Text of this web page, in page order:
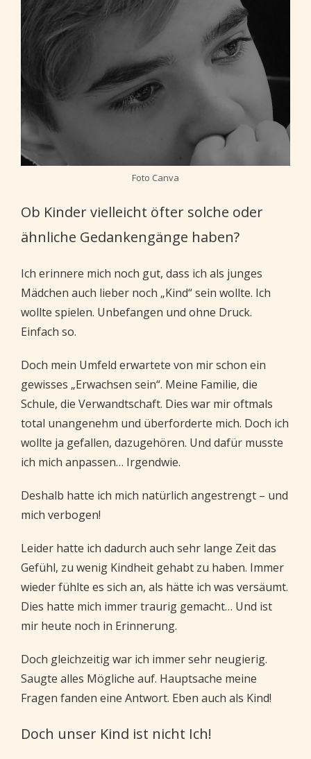
Foto Canva
Ob Kinder vielleicht öfter solche oder
ähnliche Gedankengänge haben?
Ich erinnere mich noch gut, dass ich als junges
Mädchen auch lieber noch „Kind“ sein wollte. Ich
wollte spielen. Unbefangen und ohne Druck.
Einfach so.
Doch mein Umfeld erwartete von mir schon ein
gewisses „Erwachsen sein“. Meine Familie, die
Schule, die Verwandtschaft. Dies war mir oftmals
total unangenehm und überforderte mich. Doch ich
wollte ja gefallen, dazugehören. Und dafür musste
ich mich anpassen… Irgendwie.
Deshalb hatte ich mich natürlich angestrengt – und
mich verbogen!
Leider hatte ich dadurch auch sehr lange Zeit das
Gefühl, zu wenig Kindheit gehabt zu haben. Immer
wieder fühlte es sich an, als hätte ich was versäumt.
Dies hatte mich immer traurig gemacht… Und ist
mir heute noch in Erinnerung.
Doch gleichzeitig war ich immer sehr neugierig.
Saugte alles Mögliche auf. Hauptsache meine
Fragen fanden eine Antwort. Eben auch als Kind!
Doch unser Kind ist nicht Ich!